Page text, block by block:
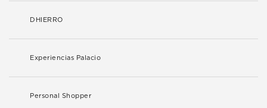
DHIERRO
Experiencias Palacio
Personal Shopper